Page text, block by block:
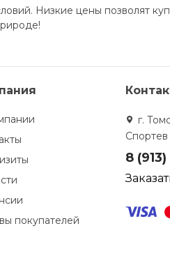
Низкие цены позволят
покупателей
г.
Спортев
8